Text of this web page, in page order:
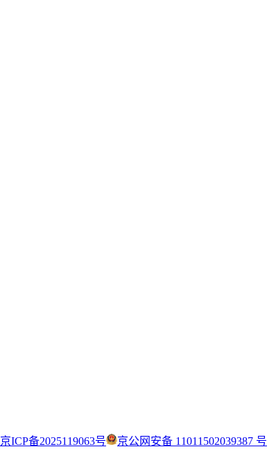
京ICP备2025119063号 京公网安备 11011502039387 号